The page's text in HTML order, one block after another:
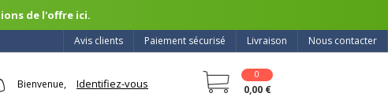
de l'offre ici.
Nous contacter
Livraison
Paiement sécurisé
Avis clients
Bienvenue, Identifiez-vous
0
0,00 €